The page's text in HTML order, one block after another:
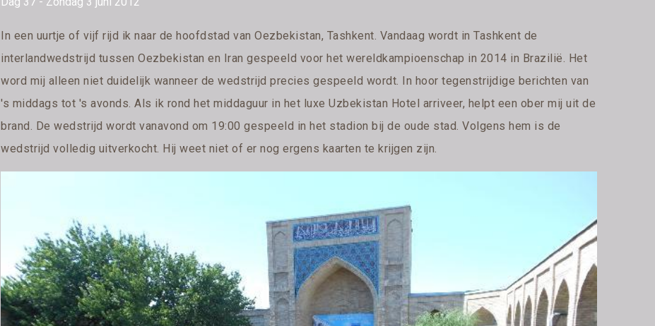
In een uurtje of vijf rijd ik naar de hoofdstad van Oezbekistan, Tashkent. Vandaag wordt in Tashkent de
interlandwedstrijd tussen Oezbekistan en Iran gespeeld voor het wereldkampioenschap in 2014 in Brazilië. Het
word mij alleen niet duidelijk wanneer de wedstrijd precies gespeeld wordt. In hoor tegenstrijdige berichten van
's middags tot 's avonds. Als ik rond het middaguur in het luxe Uzbekistan Hotel arriveer, helpt een ober mij uit de
brand. De wedstrijd wordt vanavond om 19:00 gespeeld in het stadion bij de oude stad. Volgens hem is de
wedstrijd volledig uitverkocht. Hij weet niet of er nog ergens kaarten te krijgen zijn.